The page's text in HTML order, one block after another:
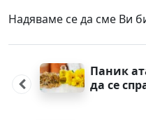
Надяваме се да сме Ви
navigationПаник
да се